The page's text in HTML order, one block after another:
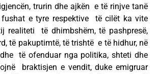
trurin dhe ajkën e të rinjve tanë
e tyre respektive të cilët ka vite
të dhimbshëm, të pashpresë,
të pakuptimtë, të trishtë e të hidhur, në
të ofenduar nga politika, shteti dhe
braktisjen e vendit, duke emigruar